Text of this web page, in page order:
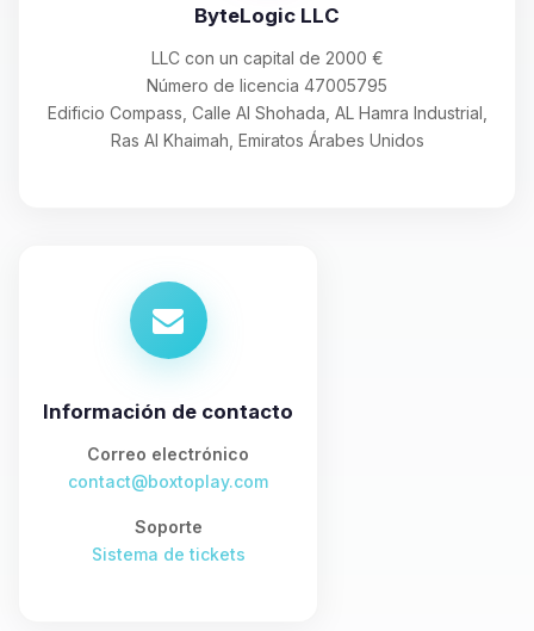
ByteLogic LLC
LLC con un capital de 2000 €
Número de licencia 47005795
Edificio Compass, Calle Al Shohada, AL Hamra Industrial,
Ras Al Khaimah, Emiratos Árabes Unidos
Información de contacto
Correo electrónico
contact@boxtoplay.com
Soporte
Sistema de tickets
Yupi, por fin alguien con quien
hablar! Soy Choupy, tu pequeno
asistente de BoxToPlay. Cuentame